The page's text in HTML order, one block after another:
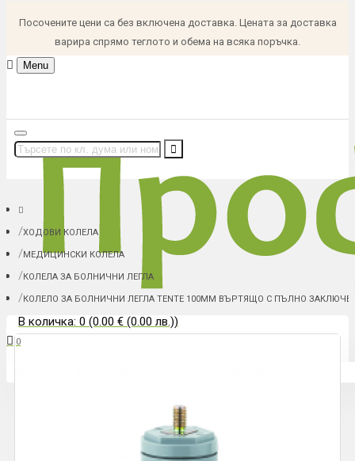
Посочените цени са без включена доставка. Цената за доставка
варира спрямо теглото и обема на всяка поръчка.
Menu
В количка: 0 (0.00 € (0.00 лв.))
0
ХОДОВИ КОЛЕЛА
МЕДИЦИНСКИ КОЛЕЛА
КОЛЕЛА ЗА БОЛНИЧНИ ЛЕГЛА
КОЛЕЛО ЗА БОЛНИЧНИ ЛЕГЛА TENTE 100ММ ВЪРТЯЩО С ПЪЛНО